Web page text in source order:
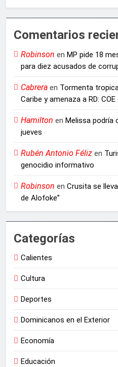
Comentarios
Robinson en MP pide 18
para diez acusados de
Cabrera en Tormenta
Caribe y amenaza a RD:
Hamilton en Melissa podría
jueves
Rubén Antonio Féliz en
genocidio informativo
Robinson en Crusita se
de Alofoke”
Categorías
Calientes
Cultura
Deportes
Dominicanos en el Exterior
Economía
Educación